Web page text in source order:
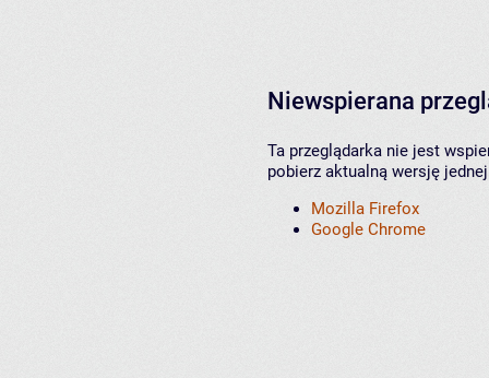
Niewspierana
Ta przeglądarka nie jest
pobierz aktualną wersję
Mozilla Firefox
Google Chrome